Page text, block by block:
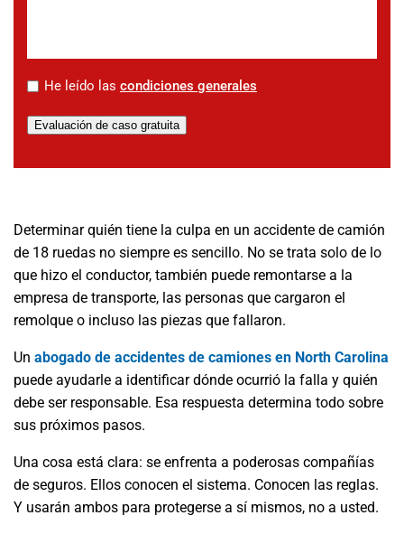
* He leído las condiciones generales
Evaluación de caso gratuita
Determinar quién tiene la culpa en un accidente de camión
de 18 ruedas no siempre es sencillo. No se trata solo de lo
que hizo el conductor, también puede remontarse a la
empresa de transporte, las personas que cargaron el
remolque o incluso las piezas que fallaron.
Un abogado de accidentes de camiones en North Carolina
puede ayudarle a identificar dónde ocurrió la falla y quién
debe ser responsable. Esa respuesta determina todo sobre
sus próximos pasos.
Una cosa está clara: se enfrenta a poderosas compañías
de seguros. Ellos conocen el sistema. Conocen las reglas.
Y usarán ambos para protegerse a sí mismos, no a usted.